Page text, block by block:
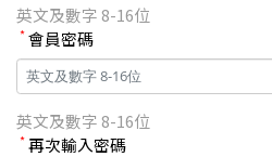
英文及數字 8-16位
*會員密碼
英文及數字 8-16位
*再次輸入密碼